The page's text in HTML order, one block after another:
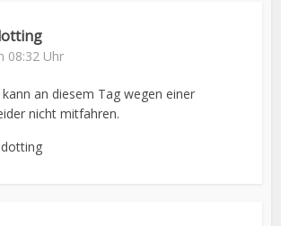
08:32 Uhr
an diesem Tag wegen einer
nicht mitfahren.